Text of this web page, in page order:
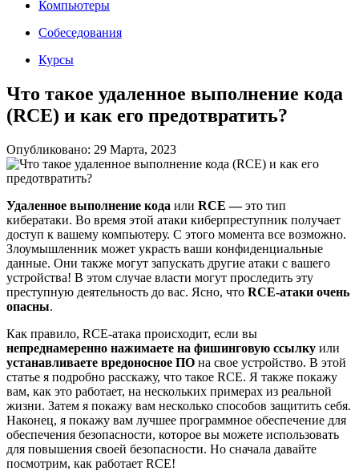
Компьютеры
Собеседования
Курсы
Что такое удаленное выполнение кода
(RCE) и как его предотвратить?
Опубликовано: 29 Марта, 2023
Удаленное выполнение кода или RCE —это тип
кибератаки. Во время этой атаки киберпреступник получает
доступ к вашему компьютеру. С этого момента все возможно.
Злоумышленник может украсть ваши конфиденциальные
данные. Они также могут запускать другие атаки с вашего
устройства! В этом случае власти могут проследить эту
преступную деятельность до вас. Ясно, что RCE-атаки очень
опасны.
Как правило, RCE-атака происходит, если вы
непреднамеренно нажимаете на фишинговую ссылку или
устанавливаете вредоносное ПО на свое устройство. В этой
статье я подробно расскажу, что такое RCE. Я также покажу
вам, как это работает, на нескольких примерах из реальной
жизни. Затем я покажу вам несколько способов защитить себя.
Наконец, я покажу вам лучшее программное обеспечение для
обеспечения безопасности, которое вы можете использовать
для повышения своей безопасности. Но сначала давайте
посмотрим, как работает RCE!